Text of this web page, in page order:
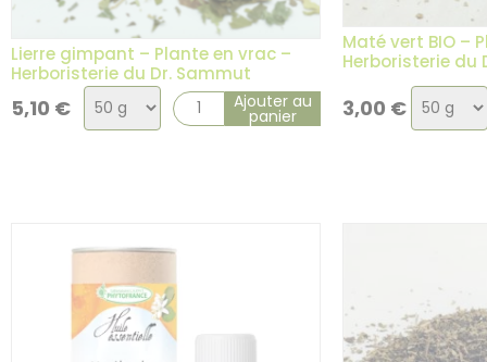
Lierre gimpant – Plante en vrac –
Herboristerie du Dr. Sammut
5,10 €
Choix
de
Ajouter au
panier
Maté vert BIO –
Herboristerie du
3,00 € Choix
de